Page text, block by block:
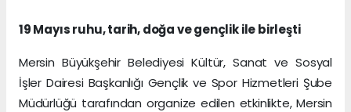
19 Mayıs ruhu, tarih, doğa ve gençlik ile birleşti
Mersin Büyükşehir Belediyesi Kültür, Sanat ve Sosyal
İşler Dairesi Başkanlığı Gençlik ve Spor Hizmetleri Şube
Müdürlüğü tarafından organize edilen etkinlikte, Mersin